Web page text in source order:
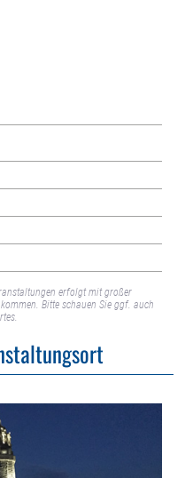
erfolgt mit großer
Bitte schauen Sie ggf. auch